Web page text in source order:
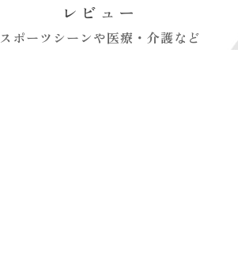
レビュー
スポーツシーンや医療・介護など